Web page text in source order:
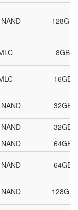
128GB
8GB
16GB
32GB
32GB
64GB
64GB
128GB